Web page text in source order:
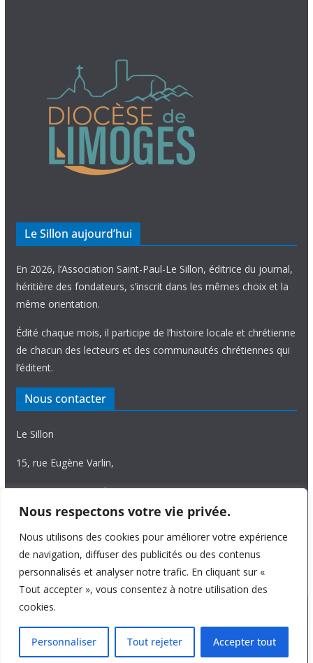
Nous respectons votre vie privée.
Nous utilisons des cookies pour améliorer votre expérience
de navigation, diffuser des publicités ou des contenus
personnalisés et analyser notre trafic. En cliquant sur «
Tout accepter », vous consentez à notre utilisation des
cookies.
Personnaliser Tout rejeter Accepter tout
Le Sillon aujourd’hui
En 2026, l’Association Saint-Paul-Le Sillon, éditrice du journal,
héritière des fondateurs, s’inscrit dans les mêmes choix et la
même orientation.
Édité chaque mois, il participe de l’histoire locale et chrétienne
de chacun des lecteurs et des communautés chrétiennes qui
l’éditent.
Nous contacter
Le Sillon
15, rue Eugène Varlin,
87036 Limoges Cedex.
Tél. 05 55 06 14 15
Nous écrire
Copyright © 2026 Le Sillon
. All rights reserved.
Theme:ColorMag Proby ThemeGrill. Powered by WordPress